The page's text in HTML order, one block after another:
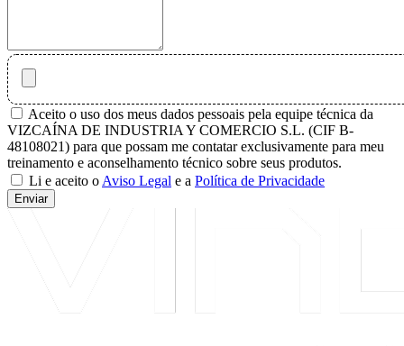
Aceito o uso dos meus dados pessoais pela equipe técnica da
VIZCAÍNA DE INDUSTRIA Y COMERCIO S.L. (CIF B-
48108021) para que possam me contatar exclusivamente para meu
treinamento e aconselhamento técnico sobre seus produtos.
Li e aceito o Aviso Legal e a Política de Privacidade
Enviar